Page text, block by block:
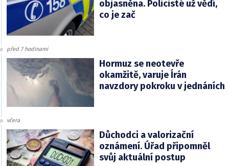
objasněna. Policisté už vědí,
co je zač
před 7 hodinami
Hormuz se neotevře
okamžitě, varuje Írán
navzdory pokroku v jednáních
včera
Důchodci a valorizační
oznámení. Úřad připomněl
svůj aktuální postup